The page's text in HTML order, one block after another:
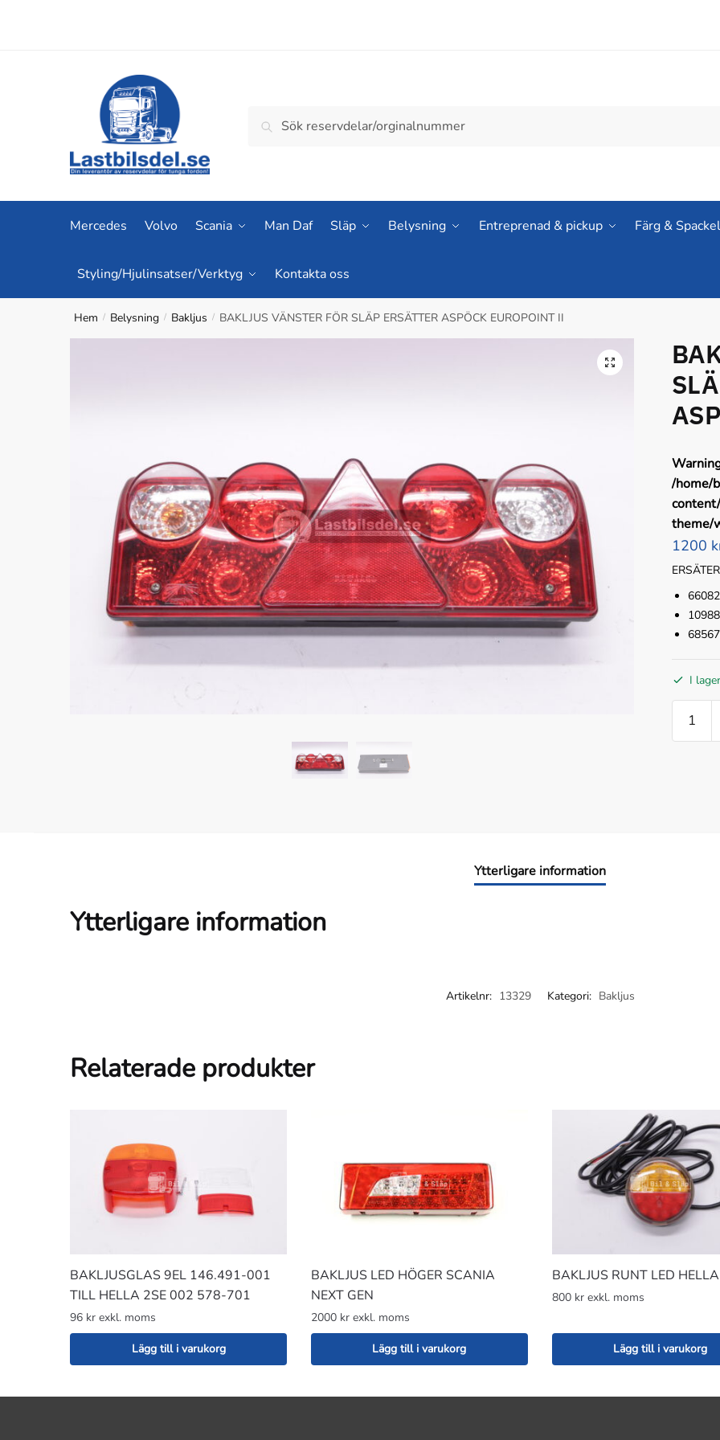
efter:
Mercedes Volvo Scania Man Daf Släp Belysning Entreprenad & pickup Färg & Spackel
Styling/Hjulinsatser/Verktyg Kontakta oss
Hem / Belysning / Bakljus / BAKLJUS VÄNSTER FÖR SLÄP ERSÄTTER ASPÖCK EUROPOINT II
/home/
theme/
1200
I lager
Ytterligare information
Ytterligare information
Artikelnr: 13329 Kategori: Bakljus
Relaterade produkter
BAKLJUSGLAS 9EL 146.491-001
TILL HELLA 2SE 002 578-701
96 kr exkl. moms
Lägg till i varukorg
BAKLJUS LED HÖGER SCANIA
NEXT GEN
2000 kr exkl. moms
Lägg till i varukorg
BAKLJUS RUNT LED HELLA
800 kr exkl. moms
Lägg till i varukorg